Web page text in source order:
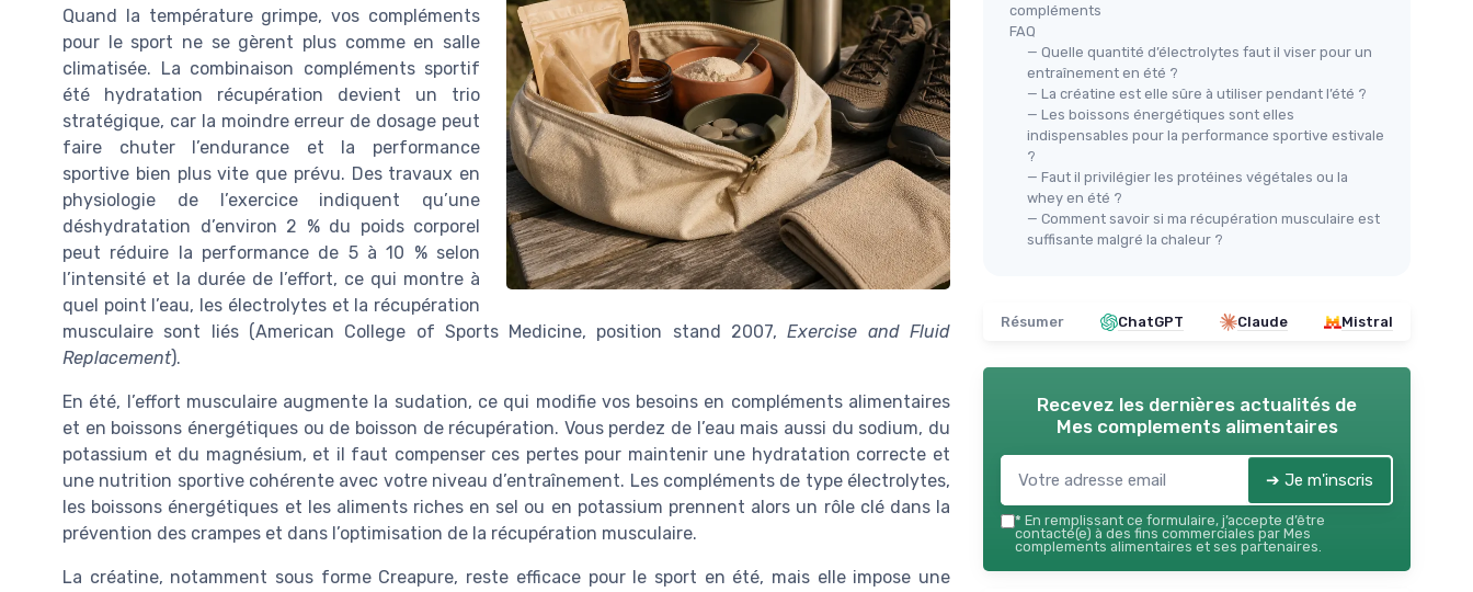
Quand la température grimpe, vos compléments
pour le sport ne se gèrent plus comme en salle
climatisée. La combinaison compléments sportif
été hydratation récupération devient un trio
stratégique, car la moindre erreur de dosage peut
faire chuter l’endurance et la performance
sportive bien plus vite que prévu. Des travaux en
physiologie de l’exercice indiquent qu’une
déshydratation d’environ 2 % du poids corporel
peut réduire la performance de 5 à 10 % selon
l’intensité et la durée de l’effort, ce qui montre à
quel point l’eau, les électrolytes et la récupération
musculaire sont liés (American College of Sports Medicine, position stand 2007,Exercise and Fluid
Replacement).
En été, l’effort musculaire augmente la sudation, ce qui modifie vos besoins en compléments alimentaires
et en boissons énergétiques ou de boisson de récupération. Vous perdez de l’eau mais aussi du sodium, du
potassium et du magnésium, et il faut compenser ces pertes pour maintenir une hydratation correcte et
une nutrition sportive cohérente avec votre niveau d’entraînement. Les compléments de type électrolytes,
les boissons énergétiques et les aliments riches en sel ou en potassium prennent alors un rôle clé dans la
prévention des crampes et dans l’optimisation de la récupération musculaire.
La créatine, notamment sous forme Creapure, reste efficace pour le sport en été, mais elle impose une
compléments
FAQ
— Quelle quantité d’électrolytes faut il viser pour un
entraînement en été ?
— La créatine est elle sûre à utiliser pendant l’été ?
— Les boissons énergétiques sont elles
indispensables pour la performance sportive estivale
?
— Faut il privilégier les protéines végétales ou la
whey en été ?
— Comment savoir si ma récupération musculaire est
suffisante malgré la chaleur ?
Résumer ChatGPT Claude Mistral
Recevez les dernières actualités de
Mes complements alimentaires
➔ Je m'inscris
* En remplissant ce formulaire, j’accepte d’être
contacté(e) à des fins commerciales par Mes
complements alimentaires et ses partenaires.